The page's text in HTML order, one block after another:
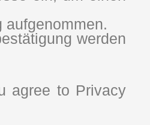
aufgenommen.
werden
agree to Privacy